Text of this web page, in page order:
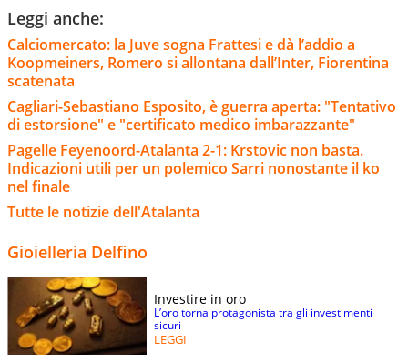
Leggi anche:
Calciomercato: la Juve sogna Frattesi e dà l’addio a
Koopmeiners, Romero si allontana dall’Inter, Fiorentina
scatenata
Cagliari-Sebastiano Esposito, è guerra aperta: "Tentativo
di estorsione" e "certificato medico imbarazzante"
Pagelle Feyenoord-Atalanta 2-1: Krstovic non basta.
Indicazioni utili per un polemico Sarri nonostante il ko
nel finale
Tutte le notizie dell'Atalanta
Gioielleria Delfino
Investire in oro
L’oro torna protagonista tra gli investimenti
sicuri
LEGGI